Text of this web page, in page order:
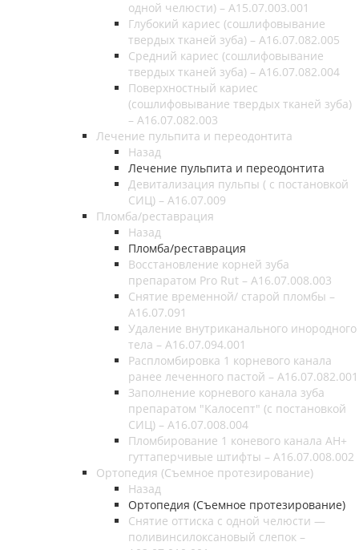
одной челюсти) – A15.07.003.001
Глубокий кариес (сошлифовывание
твердых тканей зуба) – А16.07.082.005
Средний кариес (сошлифовывание
твердых тканей зуба) – А16.07.082.004
Поверхностный кариес
(сошлифовывание твердых тканей зуба)
– А16.07.082.003
Лечение пульпита и переодонтита
Назад
Лечение пульпита и переодонтита
Девитализация пульпы ( с постановкой
СИЦ) – A16.07.009
Пломба/реставрация
Назад
Пломба/реставрация
Восстановление корней зуба
препаратом Pro Rut – A16.07.008.003
Снятие временной/ старой пломбы –
A16.07.091
Удаление внутриканального инородного
тела – A16.07.094.001
Распломбировка 1 корневого канала
ранее леченного пастой – A16.07.082.001
Заполнение корневого канала зуба
препаратом "Калосепт" (с постановкой
СИЦ) – A16.07.008.004
Пломбирование 1 коневого канала AH+
гуттаперчивые штифты – A16.07.008.002
Ортопедия (Съемное протезирование)
Назад
Ортопедия (Съемное протезирование)
Снятие оттиска с одной челюсти —
поливинсилоксановый слепок –